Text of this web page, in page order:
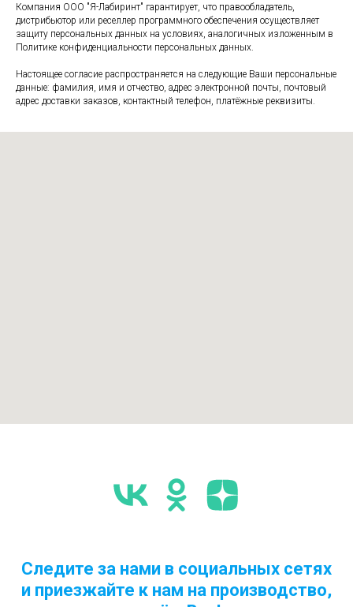
Компания ООО "Я-Лабиринт" гарантирует, что правообладатель,
дистрибьютор или реселлер программного обеспечения осуществляет
защиту персональных данных на условиях, аналогичных изложенным в
Политике конфиденциальности персональных данных.
Настоящее согласие распространяется на следующие Ваши персональные
данные: фамилия, имя и отчество, адрес электронной почты, почтовый
адрес доставки заказов, контактный телефон, платёжные реквизиты.
Следите за нами в социальных сетях
и приезжайте к нам на производство,